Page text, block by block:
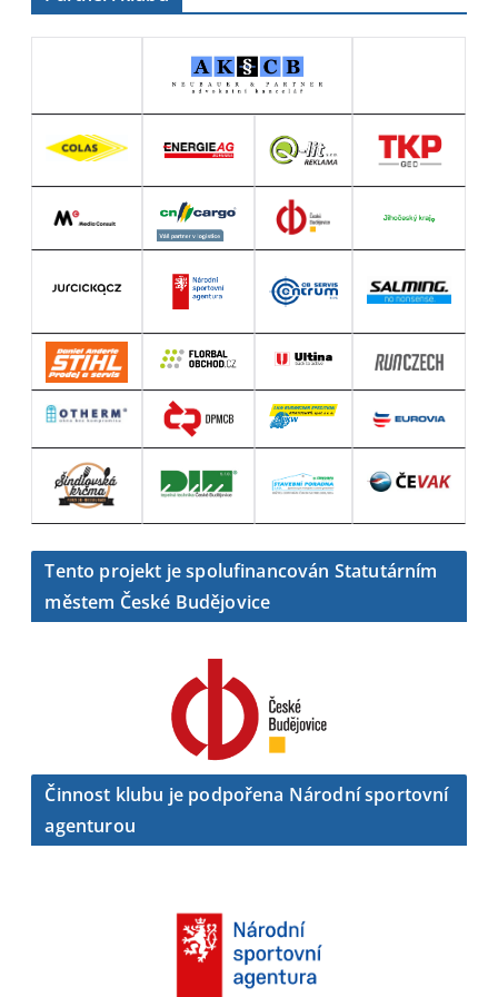
Tento projekt je spolufinancován Statutárním
městem České Budějovice
Činnost klubu je podpořena Národní sportovní
agenturou